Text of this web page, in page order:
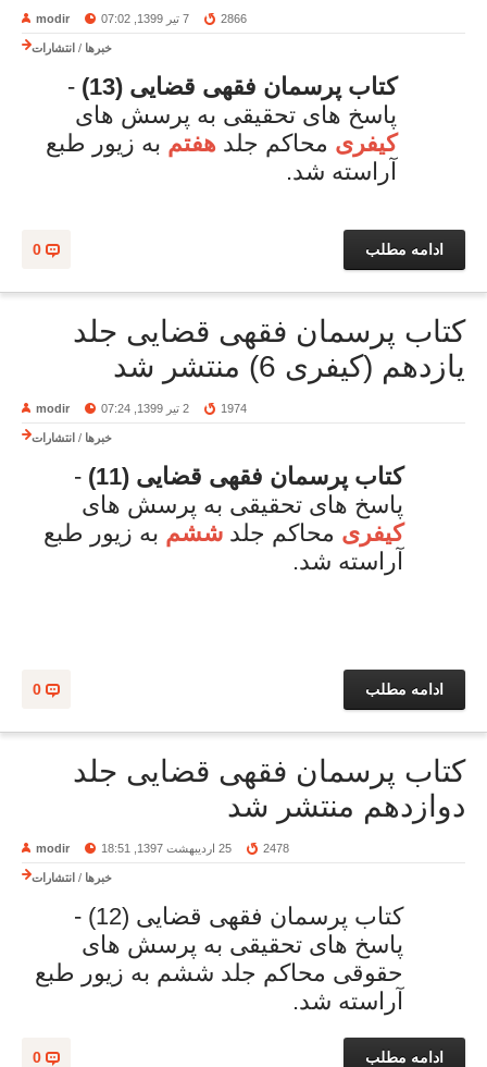
modir 7 تیر 1399, 07:02 2866
خبرها / انتشارات
کتاب پرسمان فقهی قضایی (13)
-
پاسخ های تحقیقی به پرسش های
کیفری محاکم جلد هفتم به زیور طبع
آراسته شد.
0 ادامه مطلب
کتاب پرسمان فقهی قضایی جلد
یازدهم (کیفری 6) منتشر شد
modir 2 تیر 1399, 07:24 1974
خبرها / انتشارات
کتاب پرسمان فقهی قضایی (11)
-
پاسخ های تحقیقی به پرسش های
کیفری محاکم جلد ششم به زیور طبع
آراسته شد.
0 ادامه مطلب
کتاب پرسمان فقهی قضایی جلد
دوازدهم منتشر شد
modir 25 اردیبهشت 1397, 18:51 2478
خبرها / انتشارات
کتاب پرسمان فقهی قضایی (12) -
پاسخ های تحقیقی به پرسش های
حقوقی محاکم جلد ششم به زیور طبع
آراسته شد.
0 ادامه مطلب